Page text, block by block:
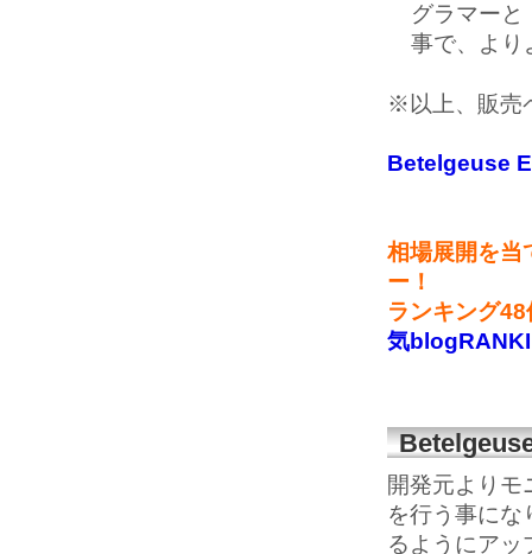
グラマー
事で、より
※以上、販売
Betelgeuse
相場展開を当
ー！
ランキング
気
開発元よりモ
を行う事にな
るようにアッ